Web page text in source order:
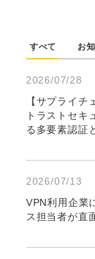
すべて お
2026/07/28
【サプライ
トラストセキ
る多要素認証
2026/07/13
VPN利用企業
ス担当者が直